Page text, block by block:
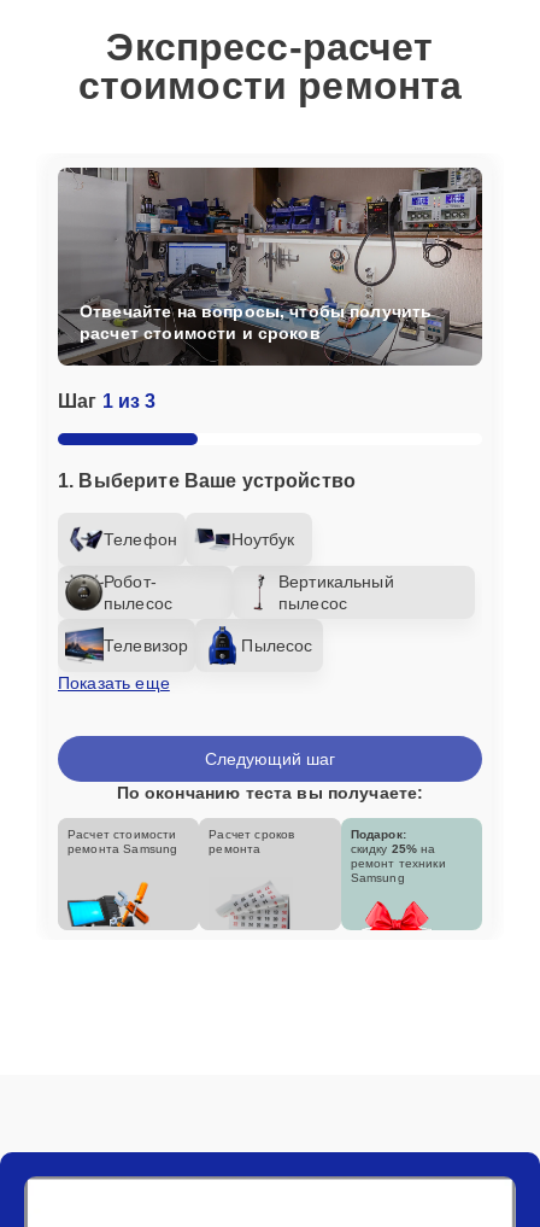
Экспресс-расчет
стоимости ремонта
Шаг 1 из 3
1. Выберите Ваше устройство
Телефон Ноутбук
Робот-
пылесос
Вертикальный
пылесос
Телевизор
Пылесос
Показать еще
Отвечайте на вопросы, чтобы получить
расчет стоимости и сроков
Следующий шаг
По окончанию теста вы получаете:
Расчет стоимости
ремонта Samsung
Расчет сроков
ремонта
Подарок:
скидку 25% на
ремонт техники
Samsung